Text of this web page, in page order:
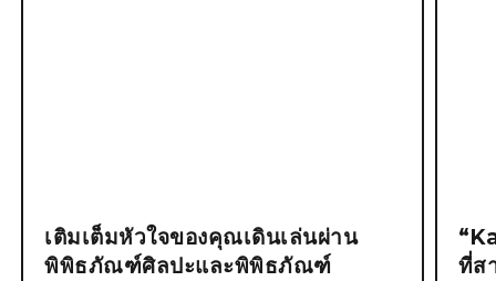
เติมเต็มหัวใจของคุณเดินเล่นผ่าน
พิพิธภัณฑ์ศิลปะและพิพิธภัณฑ์
ที่ส